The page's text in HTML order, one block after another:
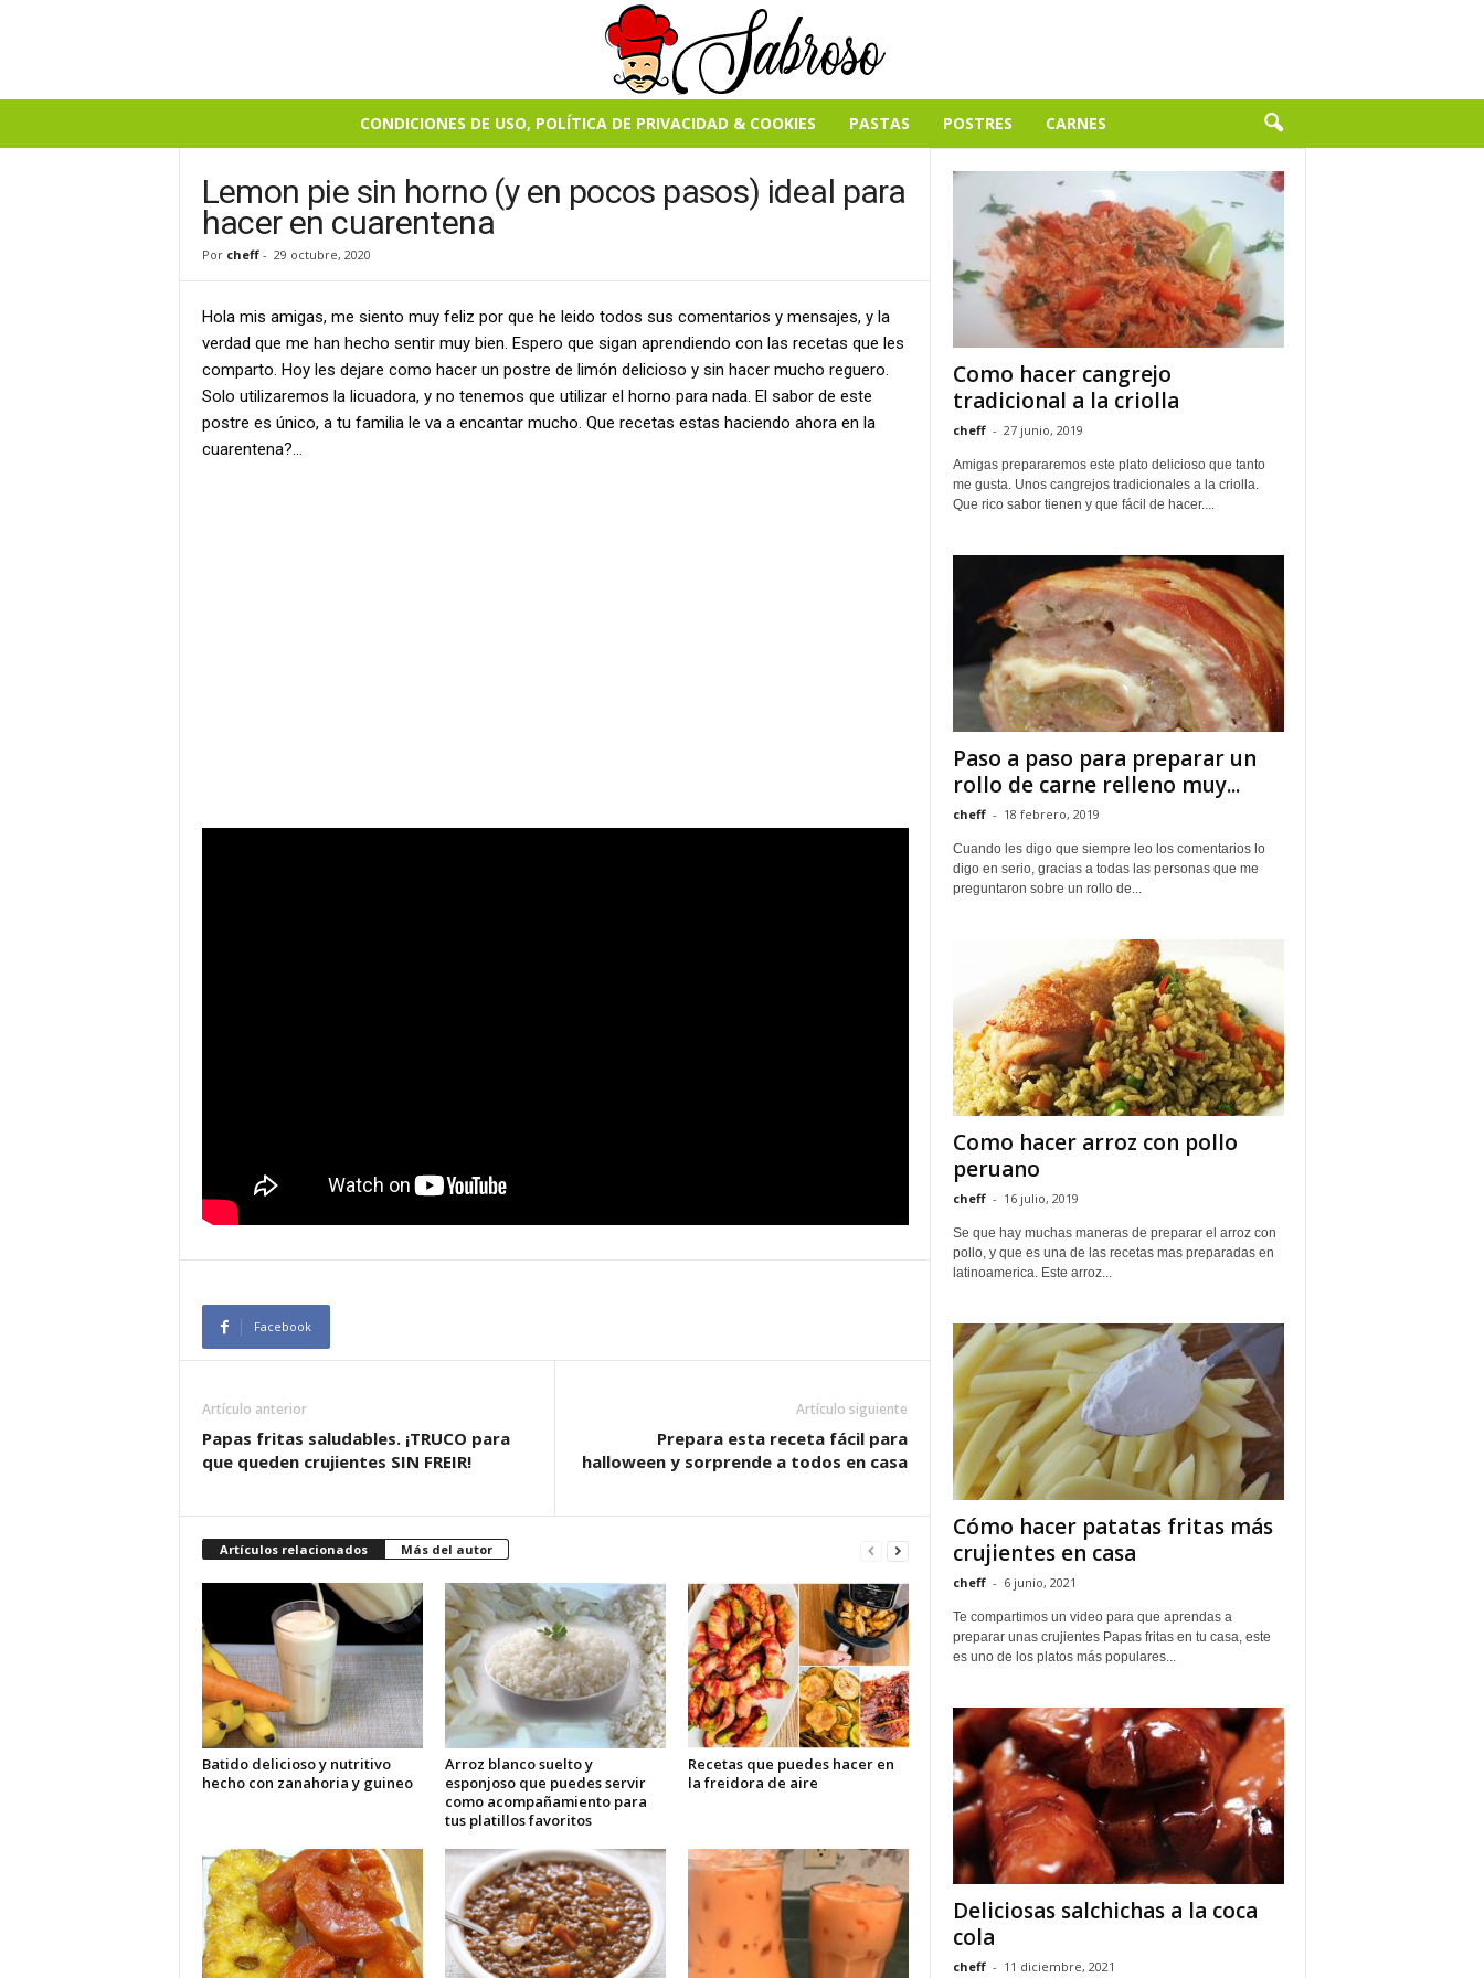
CONDICIONES DE USO, POLÍTICA DE PRIVACIDAD & COOKIES PASTAS POSTRES CARNES
Lemon pie sin horno (y en pocos pasos) ideal para
hacer en cuarentena
Por cheff- 29 octubre, 2020
Hola mis amigas, me siento muy feliz por que he leido todos sus comentarios y mensajes, y la
verdad que me han hecho sentir muy bien. Espero que sigan aprendiendo con las recetas que les
comparto. Hoy les dejare como hacer un postre de limón delicioso y sin hacer mucho reguero.
Solo utilizaremos la licuadora, y no tenemos que utilizar el horno para nada. El sabor de este
postre es único, a tu familia le va a encantar mucho. Que recetas estas haciendo ahora en la
cuarentena?…
Facebook
Artículo anterior
Papas fritas saludables. ¡TRUCO para
que queden crujientes SIN FREIR!
Artículo siguiente
Prepara esta receta fácil para
halloween y sorprende a todos en casa
Artículos relacionados Más del autor
Batido delicioso y nutritivo
hecho con zanahoria y guineo
Arroz blanco suelto y
esponjoso que puedes servir
como acompañamiento para
tus platillos favoritos
Recetas que puedes hacer en
la freidora de aire
Como hacer cangrejo
tradicional a la criolla
cheff - 27 junio, 2019
Amigas prepararemos este plato delicioso que tanto
me gusta. Unos cangrejos tradicionales a la criolla.
Que rico sabor tienen y que fácil de hacer....
Paso a paso para preparar un
rollo de carne relleno muy...
cheff - 18 febrero, 2019
Cuando les digo que siempre leo los comentarios lo
digo en serio, gracias a todas las personas que me
preguntaron sobre un rollo de...
Como hacer arroz con pollo
peruano
cheff - 16 julio, 2019
Se que hay muchas maneras de preparar el arroz con
pollo, y que es una de las recetas mas preparadas en
latinoamerica. Este arroz...
Cómo hacer patatas fritas más
crujientes en casa
cheff - 6 junio, 2021
Te compartimos un video para que aprendas a
preparar unas crujientes Papas fritas en tu casa, este
es uno de los platos más populares...
Deliciosas salchichas a la coca
cola
cheff - 11 diciembre, 2021